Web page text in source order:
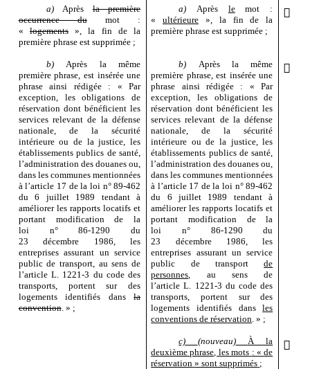
a) Aprèsla première
occurrence dumot
:
«
logements
», la fin de la
première phrase est supprimée ;
a) Après lemot
:
«
ultérieure
», la fin de la
première phrase est supprimée ;

b)
Après la même
première phrase, est insérée une
phrase ainsi rédigée
: «
Par
exception, les obligations de
réservation dont bénéficient les
services relevant de la défense
nationale, de la sécurité
intérieure ou de la justice, les
établissements publics de santé,
l’administration des douanes ou,
dans les communes mentionnées
à l’article 17 de la loi n° 89‑462
du 6
juillet
1989 tendant à
améliorer les rapports locatifs et
portant modification de la
loi
n° 86‑1290 du
23
décembre
1986, les
entreprises assurant un service
public de transport, au sens de
l’article L. 1221‑3 du code des
transports, portent sur des
logements identifiés dansla
convention. » ;
b)
Après la même
première phrase, est insérée une
phrase ainsi rédigée
: «
Par
exception, les obligations de
réservation dont bénéficient les
services relevant de la défense
nationale, de la sécurité
intérieure ou de la justice, les
établissements publics de santé,
l’administration des douanes ou,
dans les communes mentionnées
à l’article 17 de la loi n° 89‑462
du 6
juillet
1989 tendant à
améliorer les rapports locatifs et
portant modification de la
loi
n° 86‑1290 du
23
décembre
1986, les
entreprises assurant un service
public de transportde
personnes , au sens de
l’article L. 1221 ‑3 du code des
transports, portent sur des
logements identifiés dansles
conventions de réservation » ;

c) (nouveau)
À la
deuxième phrase, les mots : « de
réservation » sont supprimés ;
